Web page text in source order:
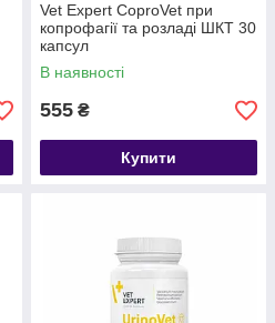
Vet Expert CoproVet при
копрофагії та розладі ШКТ 30
капсул
В наявності
555 ₴
Купити